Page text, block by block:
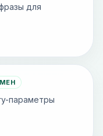
для
параметры